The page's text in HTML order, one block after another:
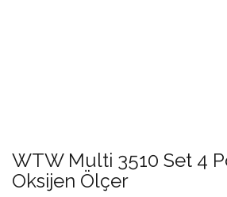
WTW Multi 3510 Set 4
Oksijen Ölçer